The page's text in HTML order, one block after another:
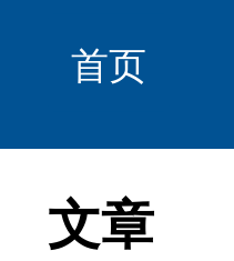
首页
文章